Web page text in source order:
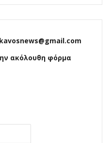
ακόλουθη φόρμα